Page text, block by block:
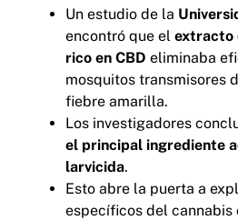
Un estudio de la
encontró que el extracto
rico en CBD eliminaba
mosquitos transmisores
fiebre amarilla.
Los investigadores
el principal ingrediente
larvicida.
Esto abre la puerta a
específicos del cannabis